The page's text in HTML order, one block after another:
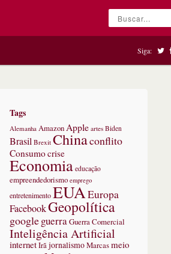
Siga:
Tags
Alemanha Amazon Apple artes Biden
Brasil Brexit Chinaconflito
Consumocrise
Economia educação
empreendedorismo emprego
entretenimentoEUAEuropa
FacebookGeopolítica
googleguerraGuerra Comercial
Inteligência Artificial
internetIrãjornalismoMarcasmeio